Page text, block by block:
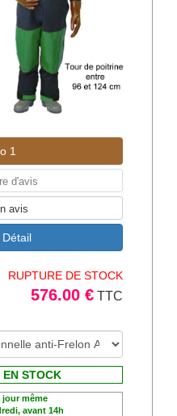
1
d'avis
avis
RUPTURE DE STOCK
576.00 € TTC
STOCK
même
avant 14h